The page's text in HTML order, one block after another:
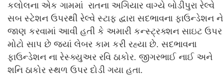
કલોલના એક ગામમાં રાતના અગિયાર વાગ્યે બોડીપુરા રેલ્વે
સબ સ્ટેશન ઉપરથી રેલ્વે સ્ટાફ દ્વારા સદભાવના ફાઉન્ડેશન ને
જાણ કરવામાં આવી હતી કે અમારી કન્સ્ટ્રક્શન સાઇટ ઉપર
મોટો સાપ છે જ્યાં લેબર કામ કરી રહ્યા છે. સદભાવના
ફાઉન્ડેશન ના રેસ્ક્યુઅર રવિ ઠાકોર. જીગરભાઈ નાઈ અને
શનિ ઠાકોર સ્થળ ઉપર દોડી ગયા હતા.